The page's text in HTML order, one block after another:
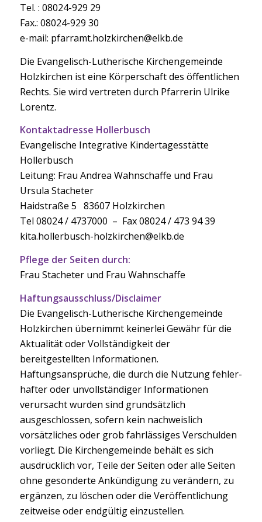
Tel. : 08024-929 29
Fax.: 08024-929 30
e-mail: pfarramt.holzkirchen@elkb.de
Die Evangelisch-Lutherische Kirchengemeinde
Holzkirchen ist eine Körperschaft des öffentlichen
Rechts. Sie wird vertreten durch Pfarrerin Ulrike
Lorentz.
Kontaktadresse Hollerbusch
Evangelische Integrative Kindertagesstätte
Hollerbusch
Leitung: Frau Andrea Wahnschaffe und Frau
Ursula Stacheter
Haidstraße 5 83607 Holzkirchen
Tel 08024 / 4737000 – Fax 08024 / 473 94 39
kita.hollerbusch-holzkirchen@elkb.de
Pflege der Seiten durch:
Frau Stacheter und Frau Wahnschaffe
Haftungsausschluss/Disclaimer
Die Evangelisch-Lutherische Kirchengemeinde
Holzkirchen übernimmt keinerlei Gewähr für die
Aktualität oder Vollständigkeit der
bereitgestellten Informationen.
Haftungsansprüche, die durch die Nutzung fehler-
hafter oder unvollständiger Informationen
verursacht wurden sind grundsätzlich
ausgeschlossen, sofern kein nachweislich
vorsätzliches oder grob fahrlässiges Verschulden
vorliegt. Die Kirchengemeinde behält es sich
ausdrücklich vor, Teile der Seiten oder alle Seiten
ohne gesonderte Ankündigung zu verändern, zu
ergänzen, zu löschen oder die Veröffentlichung
zeitweise oder endgültig einzustellen.